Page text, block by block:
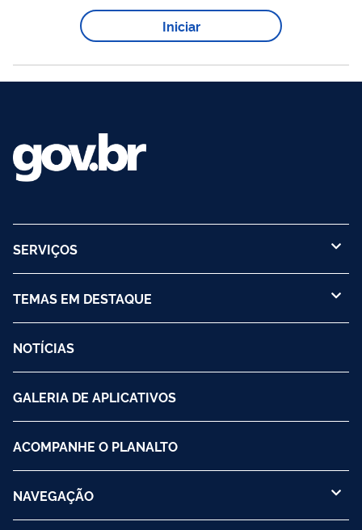
atestado de conclusão do Programa Exploratório Mínimo em
até 30 (trinta) dias após sua conclusão e, então, devolverá as
serviço podem ser...
Iniciar
SERVIÇOS
TEMAS EM DESTAQUE
NOTÍCIAS
GALERIA DE APLICATIVOS
ACOMPANHE O PLANALTO
NAVEGAÇÃO